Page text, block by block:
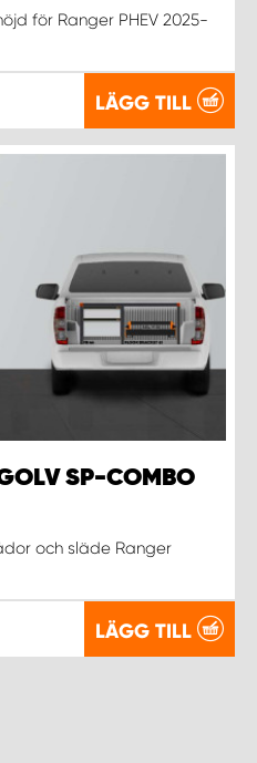
för Ranger PHEV 2025-
LÄGG TILL
SP-COMBO
och släde Ranger
LÄGG TILL